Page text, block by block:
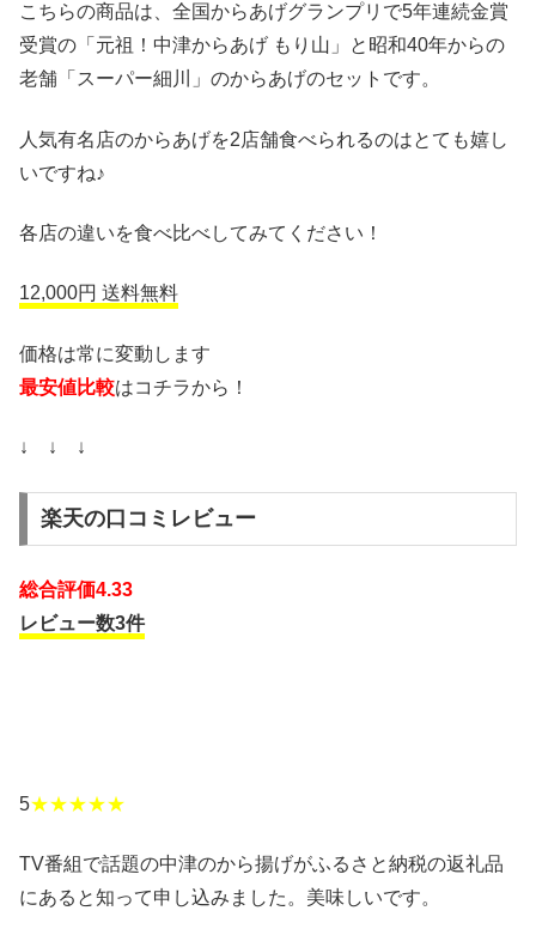
こちらの商品は、全国からあげグランプリで5年連続金賞
受賞の「元祖！中津からあげ もり山」と昭和40年からの
老舗「スーパー細川」のからあげのセットです。
人気有名店のからあげを2店舗食べられるのはとても嬉し
いですね♪
各店の違いを食べ比べしてみてください！
12,000円 送料無料
価格は常に変動します
最安値比較はコチラから！
↓ ↓ ↓
楽天の口コミレビュー
総合評価4.33
レビュー数3件
5★★★★★
TV番組で話題の中津のから揚げがふるさと納税の返礼品
にあると知って申し込みました。美味しいです。